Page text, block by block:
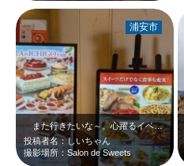
また行きたいな～。心躍るイベントの時に訪れようと思っています。情報、チェック…
投稿者名：しいちゃん
撮影場所：Salon de Sweets
浦安市